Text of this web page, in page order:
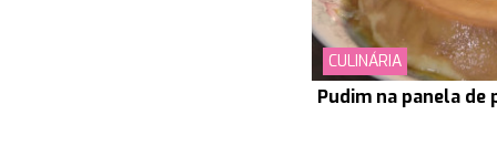
CULINÁRIA
Pudim na panela de